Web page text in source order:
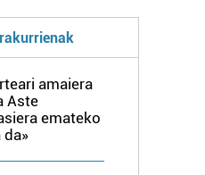
amaiera
Aste
emateko